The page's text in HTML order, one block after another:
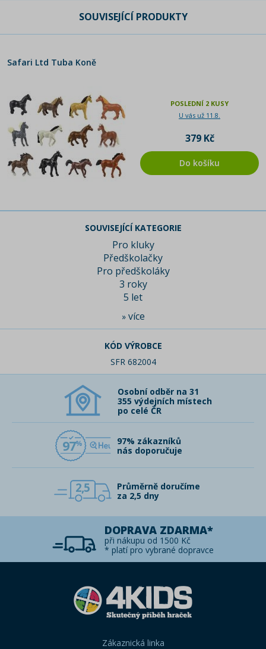
SOUVISEJÍCÍ PRODUKTY
Safari Ltd Tuba Koně
POSLEDNÍ 2 KUSY
U vás už 11.8.
379 Kč
Do košíku
SOUVISEJÍCÍ KATEGORIE
Pro kluky
Předškolačky
Pro předškoláky
3 roky
5 let
» více
KÓD VÝROBCE
SFR 682004
Osobní odběr na 31
355 výdejních místech
po celé ČR
97
97% zákazníků
nás doporučuje
2,5
Průměrně doručíme
za 2,5 dny
DOPRAVA ZDARMA*
při nákupu od 1500 Kč
* platí pro vybrané dopravce
Zákaznická linka